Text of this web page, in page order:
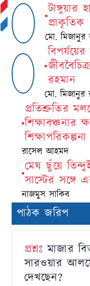
টাঙ্গুয়ার
প্রাকৃতিক
মো. মিজানুর
রহমান
মো. মিজানুর
প্রতিশ্রুতির
শিক্ষাবঞ্চনার
রাসেল আহমদ
মেঘ ছুঁয়ে
সাস্টের সঙ্গে
নাজমুস সাকিব
পাঠক জরিপ
প্রশ্নঃমাজার
সারওয়ার
দেখছেন?